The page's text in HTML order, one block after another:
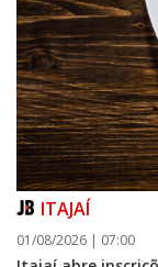
ITAJAÍ
01/08/2026 | 07:00